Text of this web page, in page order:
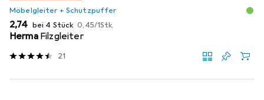
Möbelgleiter + Schutzpuffer
EUR
2,74 bei 4 Stück EUR
0,45/1Stk.
Herma Filzgleiter
21